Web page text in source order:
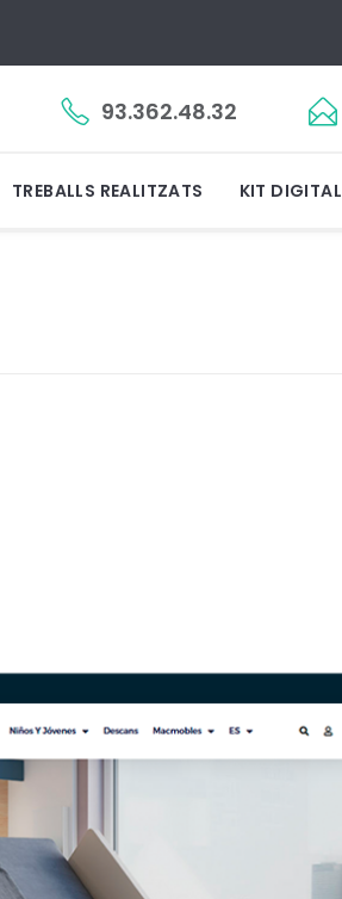
93.362.48.32
TREBALLS REALITZATS KIT DIGITAL